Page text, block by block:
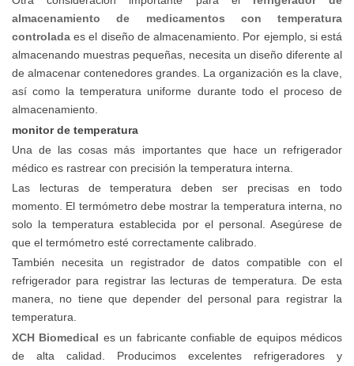
almacenamiento de medicamentos con temperatura
controladaes el diseño de almacenamiento. Por ejemplo, si está
almacenando muestras pequeñas, necesita un diseño diferente al
de almacenar contenedores grandes. La organización es la clave,
así como la temperatura uniforme durante todo el proceso de
almacenamiento.
monitor de temperatura
Una de las cosas más importantes que hace un refrigerador
médico es rastrear con precisión la temperatura interna.
Las lecturas de temperatura deben ser precisas en todo
momento. El termómetro debe mostrar la temperatura interna, no
solo la temperatura establecida por el personal. Asegúrese de
que el termómetro esté correctamente calibrado.
También necesita un registrador de datos compatible con el
refrigerador para registrar las lecturas de temperatura. De esta
manera, no tiene que depender del personal para registrar la
temperatura.
XCH Biomedical es un fabricante confiable de equipos médicos
de alta calidad. Producimos excelentes refrigeradores y